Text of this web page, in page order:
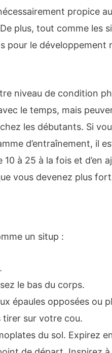
propice
plus, tout comme les
pour le développement
niveau de condition
le temps, mais
les débutants. Si
d’entraînement, il
à 25 à la fois et d’en
vous devenez plus
un situp :
le bas du corps.
épaules opposées ou
tirer sur votre cou.
du sol. Expirez